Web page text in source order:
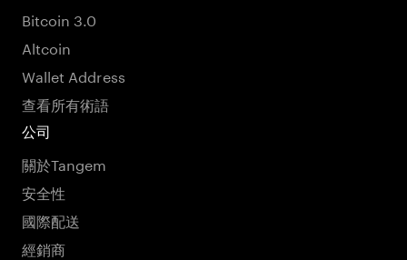
Bitcoin 3.0
Altcoin
Wallet Address
查看所有術語
公司
關於Tangem
安全性
國際配送
經銷商